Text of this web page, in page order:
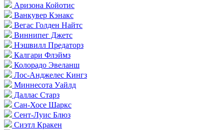
Аризона Койотис
Ванкувер Кэнакс
Вегас Голден Найтс
Виннипег Джетс
Нэшвилл Предаторз
Калгари Флэймз
Колорадо Эвеланш
Лос-Анджелес Кингз
Миннесота Уайлд
Даллас Старз
Сан-Хосе Шаркс
Сент-Луис Блюз
Сиэтл Кракен